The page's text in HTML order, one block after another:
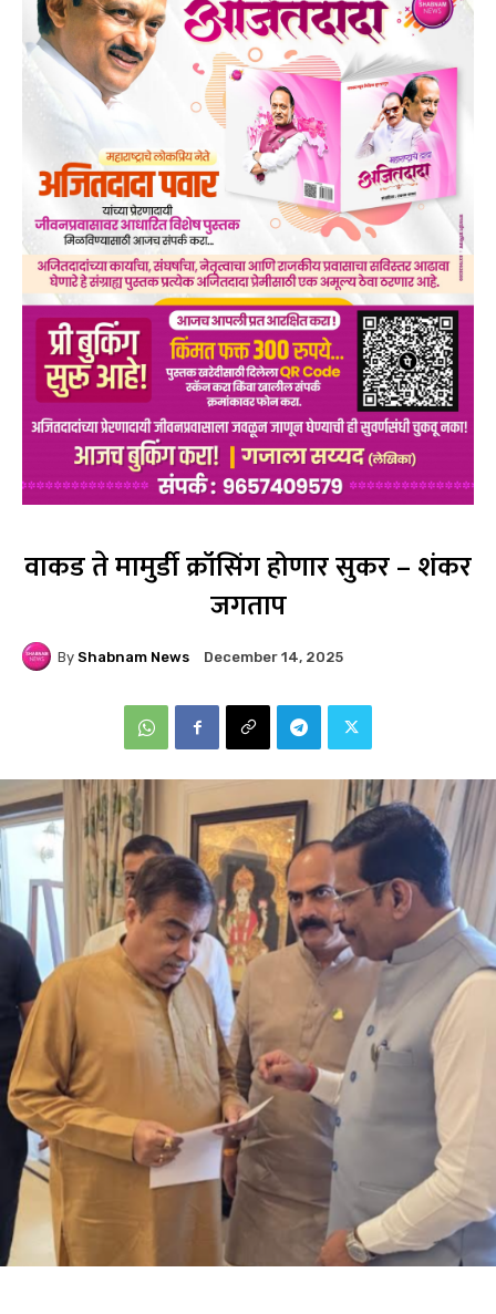
वाकड ते मामुर्डी क्रॉसिंग होणार सुकर – शंकर
जगताप
By Shabnam News December 14, 2025